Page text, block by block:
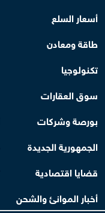
أسعار السلع
طاقة ومعادن
تكنولوجيا
سوق العقارات
بورصة وشركات
الجمهورية الجديدة
قضايا اقتصادية
أخبار الموانئ والشحن